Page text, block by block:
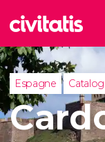
Espagne